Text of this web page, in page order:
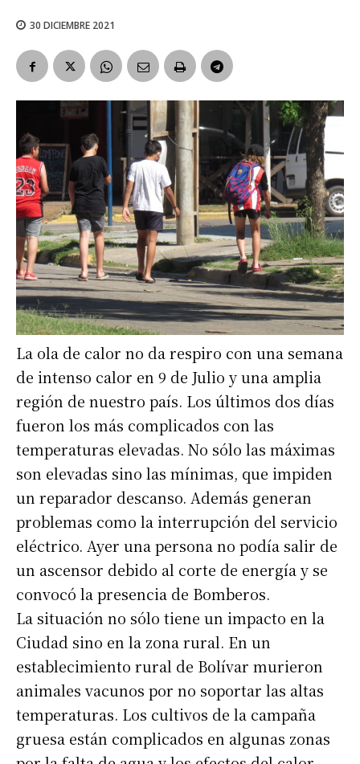
30 DICIEMBRE 2021
La ola de calor no da respiro con una semana
de intenso calor en 9 de Julio y una amplia
región de nuestro país. Los últimos dos días
fueron los más complicados con las
temperaturas elevadas. No sólo las máximas
son elevadas sino las mínimas, que impiden
un reparador descanso. Además generan
problemas como la interrupción del servicio
eléctrico. Ayer una persona no podía salir de
un ascensor debido al corte de energía y se
convocó la presencia de Bomberos.
La situación no sólo tiene un impacto en la
Ciudad sino en la zona rural. En un
establecimiento rural de Bolívar murieron
animales vacunos por no soportar las altas
temperaturas. Los cultivos de la campaña
gruesa están complicados en algunas zonas